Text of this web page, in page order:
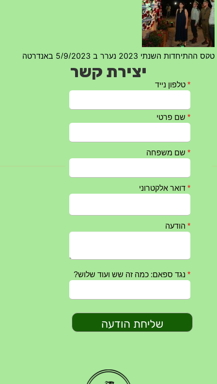
טקס ההתיחדות השנתי 2023 נערך ב 5/9/2023 באנדרטה
07/09/2023
20/07/2023
טקס ההתיחדות עם החללים לשנת 2025 – 10 יוני 2025
27/05/2025
מופע הגבעטרון ב 10.10.2024 נדחה בשל המצב הבטחוני
25/09/2024
חרבות ברזל – הודעה 1 – 14.10.2023
14/10/2023
יצירת קשר